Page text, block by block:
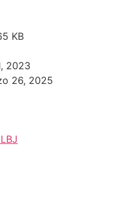
KB
2023
26, 2025